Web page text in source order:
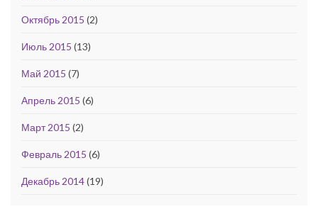
Октябрь 2015 (2)
Июль 2015 (13)
Май 2015 (7)
Апрель 2015 (6)
Март 2015 (2)
Февраль 2015 (6)
Декабрь 2014(19)